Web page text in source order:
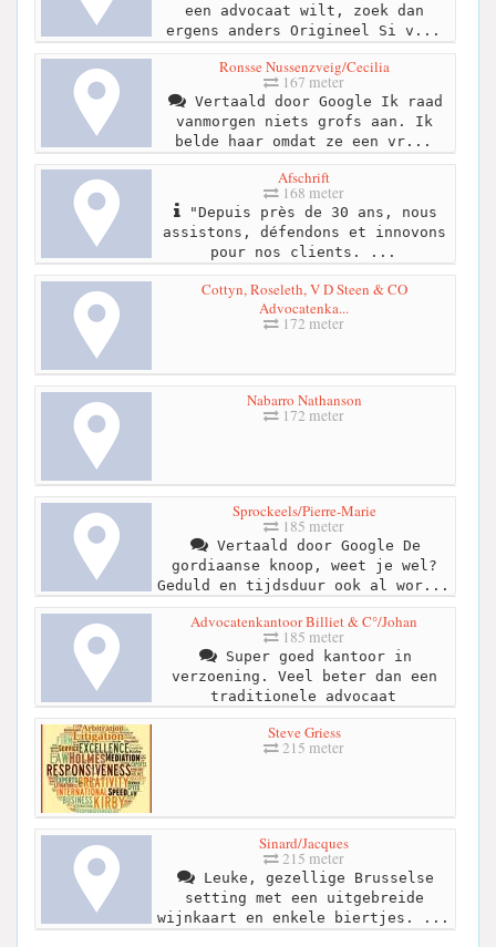
een advocaat wilt, zoek dan
ergens anders Origineel Si v...
Ronsse Nussenzveig/Cecilia
167 meter
Vertaald door Google Ik raad
vanmorgen niets grofs aan. Ik
belde haar omdat ze een vr...
Afschrift
168 meter
"Depuis près de 30 ans, nous
assistons, défendons et innovons
pour nos clients. ...
Cottyn, Roseleth, V D Steen & CO
Advocatenka...
172 meter
Nabarro Nathanson
172 meter
Sprockeels/Pierre-Marie
185 meter
Vertaald door Google De
gordiaanse knoop, weet je wel?
Geduld en tijdsduur ook al wor...
Advocatenkantoor Billiet & C°/Johan
185 meter
Super goed kantoor in
verzoening. Veel beter dan een
traditionele advocaat
Steve Griess
215 meter
Sinard/Jacques
215 meter
Leuke, gezellige Brusselse
setting met een uitgebreide
wijnkaart en enkele biertjes. ...